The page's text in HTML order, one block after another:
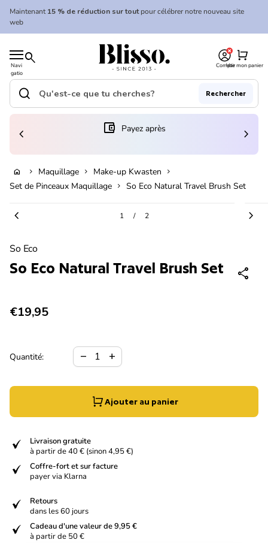
Skip to content
Maintenant15 % de réduction sur toutpour célébrer notre nouveau site
web
Navi
gatio
n
mobil
search
Accueil
CompteVoir mon panier
shopping_cart
Accueil
Recherche"
search Rechercher
(le lien s'ouvre dans un nouvel onglet/fenêtre)
account_balance_wallet Payez après
chevron_left chevron_right
home chevron_right Maquillage chevron_right Make-up Kwasten chevron_right
Set de Pinceaux Maquillage chevron_right So Eco Natural Travel Brush Set
chevron_left 1 / 2 chevron_right
So Eco
So Eco Natural Travel Brush Set share
Prix normal
€19,95
Quantité:
Diminuer la quantité pour
remove
Augmenter la quantité pour
add
Ajouter au panier
verified
Livraison gratuite
à partir de 40 € (sinon 4,95 €)
verified
Coffre-fort et sur facture
payer via Klarna
verified
Retours
dans les 60 jours
verified
Cadeau d'une valeur de 9,95 €
à partir de 50 €